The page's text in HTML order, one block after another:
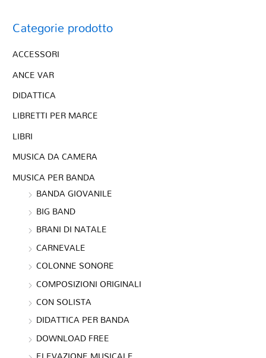
Categorie prodotto
ACCESSORI
ANCE VAR
DIDATTICA
LIBRETTI PER MARCE
LIBRI
MUSICA DA CAMERA
MUSICA PER BANDA
BANDA GIOVANILE
BIG BAND
BRANI DI NATALE
CARNEVALE
COLONNE SONORE
COMPOSIZIONI ORIGINALI
CON SOLISTA
DIDATTICA PER BANDA
DOWNLOAD FREE